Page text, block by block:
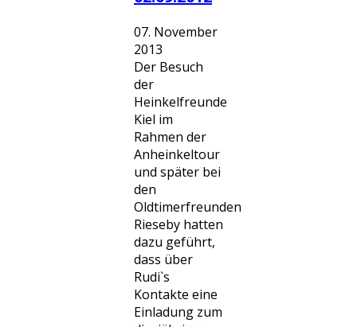
07. November
2013
Der Besuch
der
Heinkelfreunde
Kiel im
Rahmen der
Anheinkeltour
und später bei
den
Oldtimerfreunden
Rieseby hatten
dazu geführt,
dass über
Rudi`s
Kontakte eine
Einladung zum